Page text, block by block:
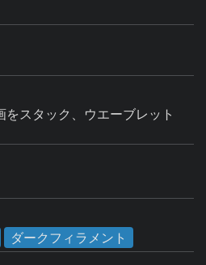
スタック、ウエーブレット
ダークフィラメント